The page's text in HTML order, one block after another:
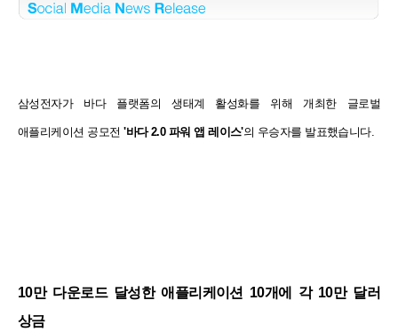
삼성전자가 바다 플랫폼의 생태계 활성화를 위해 개최한 글로벌
애플리케이션 공모전 '바다 2.0 파워 앱 레이스'의 우승자를 발표했습니다.
10만 다운로드 달성한 애플리케이션 10개에 각 10만 달러
상금